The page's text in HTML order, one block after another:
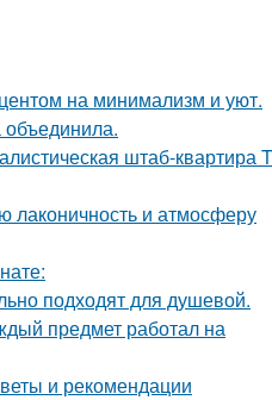
на минимализм и уют.
объединила.
штаб-квартира
лаконичность и атмосферу
подходят для душевой.
предмет работал на
и рекомендации